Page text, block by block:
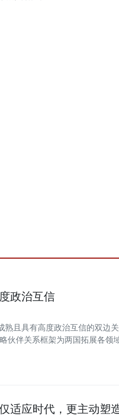
政治互信
熟且具有高度政治互信的双边
伙伴关系框架为两国拓展各领
适应时代，更主动塑